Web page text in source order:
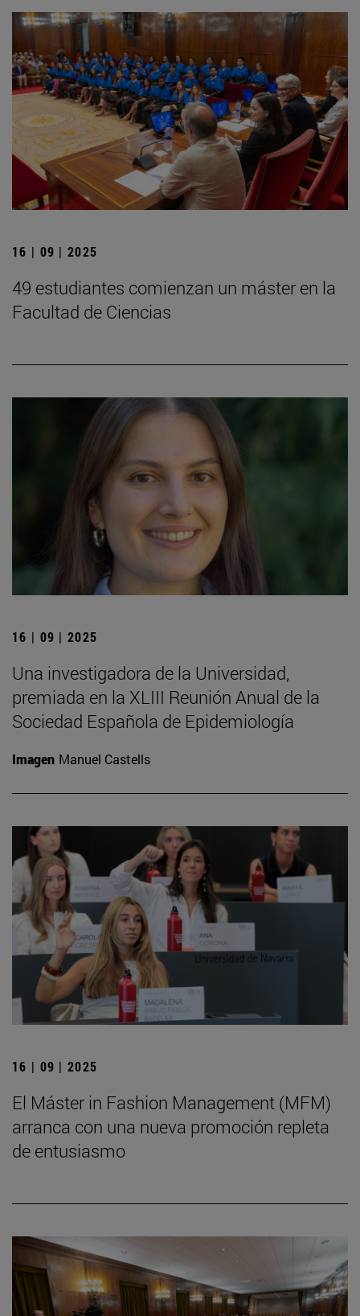
16 | 09 | 2025
49 estudiantes comienzan un máster en la
Facultad de Ciencias
16 | 09 | 2025
Una investigadora de la Universidad,
premiada en la XLIII Reunión Anual de la
Sociedad Española de Epidemiología
Imagen Manuel Castells
16 | 09 | 2025
El Máster in Fashion Management (MFM)
arranca con una nueva promoción repleta
de entusiasmo